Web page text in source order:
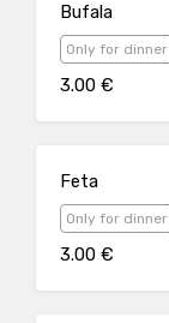
Bufala
Only for dinner
3.00 €
Feta
Only for dinner
3.00 €